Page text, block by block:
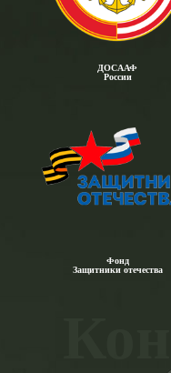
ДОСААФ
России
Фонд
Защитники отечества